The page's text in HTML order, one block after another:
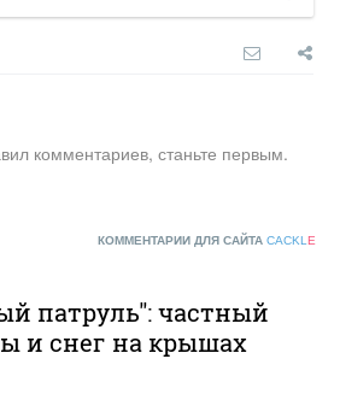
комментариев, станьте первым.
КОММЕНТАРИИ ДЛЯ САЙТА CACKL E
патруль": частный
и снег на крышах